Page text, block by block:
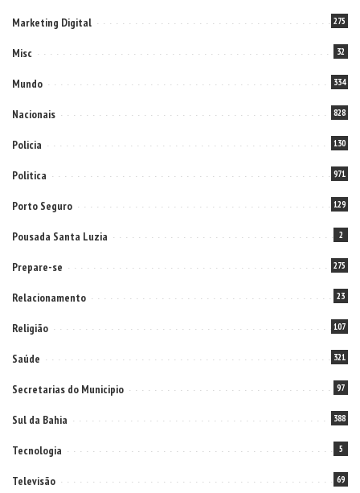
Marketing Digital 275
Misc 32
Mundo 334
Nacionais 828
Policia 130
Politica 971
Porto Seguro 129
Pousada Santa Luzia 2
Prepare-se 275
Relacionamento 23
Religião 107
Saúde 321
Secretarias do Municipio 97
Sul da Bahia 388
Tecnologia 5
Televisão 69